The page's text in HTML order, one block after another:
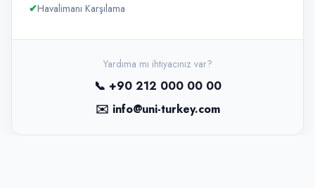
✔Havalimanı Karşılama
Yardıma mı ihtiyacınız var?
📞 +90 212 000 00 00
✉️ info@uni-turkey.com